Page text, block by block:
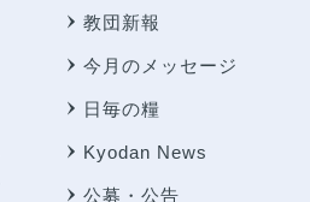
教団新報
今月のメッセージ
日毎の糧
Kyodan News
公募・公告